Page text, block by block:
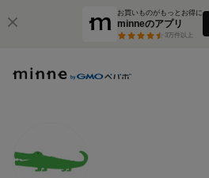
お買いものがもっとお得に
minneのアプリ
3万件以上